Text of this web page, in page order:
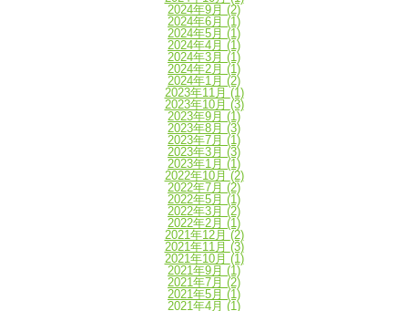
2024年9月 (2)
2024年6月 (1)
2024年5月 (1)
2024年4月 (1)
2024年3月 (1)
2024年2月 (1)
2024年1月 (2)
2023年11月 (1)
2023年10月 (3)
2023年9月 (1)
2023年8月 (3)
2023年7月 (1)
2023年3月 (3)
2023年1月 (1)
2022年10月 (2)
2022年7月 (2)
2022年5月 (1)
2022年3月 (2)
2022年2月 (1)
2021年12月 (2)
2021年11月 (3)
2021年10月 (1)
2021年9月 (1)
2021年7月 (2)
2021年5月 (1)
2021年4月 (1)